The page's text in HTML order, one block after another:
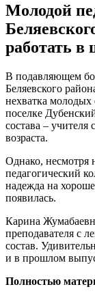
Молодой
работать
В подавляющем
Беляевского
нехватка молодых
поселке
состава –
возраста.
Однако, несмотря
педагогический
надежда на
появилась.
Карина
преподавателя с
состав.
и в прошлом
Полностью